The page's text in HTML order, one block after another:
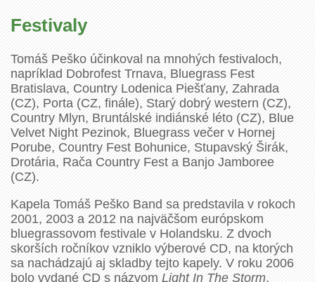
Festivaly
Tomáš Peško účinkoval na mnohých festivaloch,
napríklad Dobrofest Trnava, Bluegrass Fest
Bratislava, Country Lodenica Piešťany, Zahrada
(CZ), Porta (CZ, finále), Starý dobrý western (CZ),
Country Mlyn, Bruntálské indiánské léto (CZ), Blue
Velvet Night Pezinok, Bluegrass večer v Hornej
Porube, Country Fest Bohunice, Stupavský Širák,
Drotária, Rača Country Fest a Banjo Jamboree
(CZ).
Kapela Tomáš Peško Band sa predstavila v rokoch
2001, 2003 a 2012 na najväčšom európskom
bluegrassovom festivale v Holandsku. Z dvoch
skorších ročníkov vzniklo výberové CD, na ktorých
sa nachádzajú aj skladby tejto kapely. V roku 2006
bolo vydané CD s názvomLight In The Storm.